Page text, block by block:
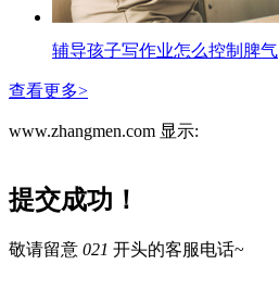
辅导孩子写作业怎么控制脾气
查看更多>
www.zhangmen.com 显示:
提交成功！
敬请留意 021 开头的客服电话~